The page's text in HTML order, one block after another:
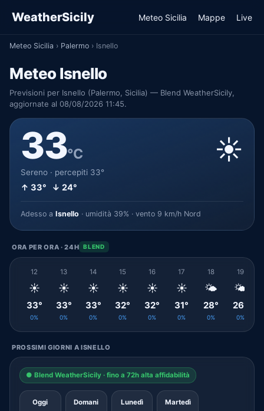
WeatherSicily Meteo Sicilia Mappe Live
Meteo Sicilia › Palermo › Isnello
Meteo Isnello
Previsioni per Isnello (Palermo, Sicilia) — Blend WeatherSicily,
aggiornate al 08/08/2026 11:45.
33°C
Sereno · percepiti 33°
↑ 33° ↓ 24°
☀️
Adesso a Isnello · umidità 39% · vento 9 km/h Nord
ORA PER ORA · 24H BLEND
12
☀️
33°
0%
13
☀️
33°
0%
14
☀️
33°
0%
15
☀️
32°
0%
16
☀️
32°
0%
17
☀️
31°
0%
18
🌤️
28°
0%
19
🌤️
26°
0%
PROSSIMI GIORNI A ISNELLO
● Blend WeatherSicily · fino a 72h alta affidabilità
Oggi Domani Lunedì Martedì